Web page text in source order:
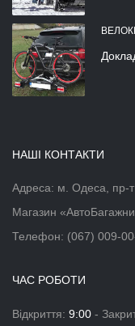
НАШІ КОНТАКТИ
Адреса: м. Одеса, пр-т
Магазин
Телефон: (067) 009-
ЧАС РОБОТИ
Відкриття: 9:00 -